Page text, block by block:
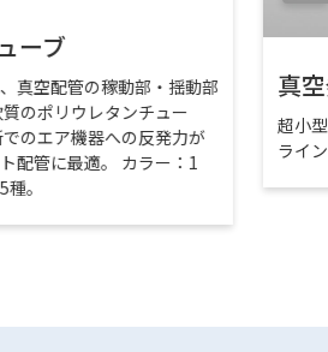
ーブ
真空配管の稼動部・揺動部
のポリウレタンチュー
のエア機器への反発力が
配管に最適。 カラー：1
。
真
超小
ライ